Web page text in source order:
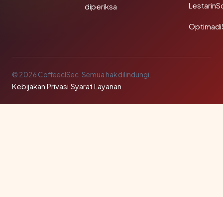
diperiksa
© 2026 CoffeeclSec. Semua hak dilindungi.
Kebijakan Privasi·Syarat Layanan